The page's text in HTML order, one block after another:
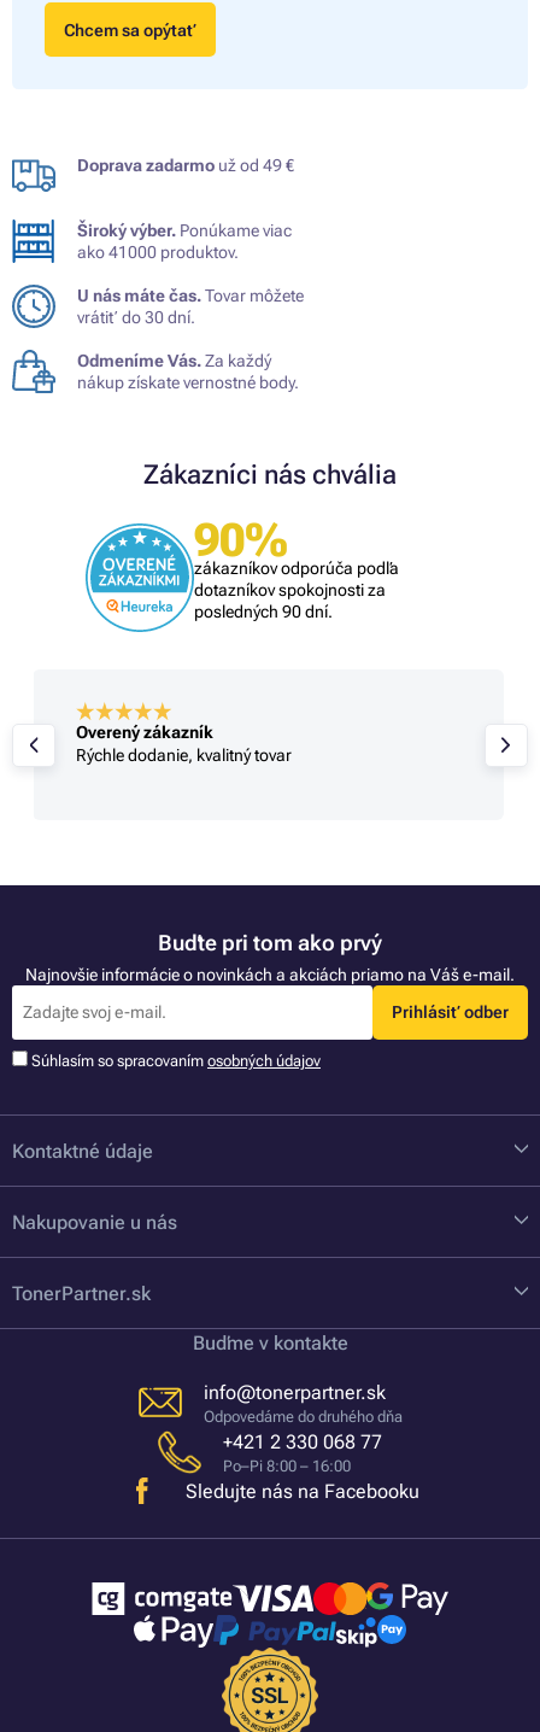
Chcem sa opýtať
Doprava zadarmo už od 49 €
Široký výber. Ponúkame viac
ako 41000 produktov.
U nás máte čas.Tovar môžete
vrátiť do 30 dní.
Odmeníme Vás.Za každý
nákup získate vernostné body.
Zákazníci nás chvália
90%
zákazníkov odporúča podľa
dotazníkov spokojnosti za
posledných 90 dní.
Overený zákazník
Rýchle dodanie, kvalitný tovar
Buďte pri tom ako prvý
Najnovšie informácie o novinkách a akciách priamo na Váš e-mail.
Prihlásiť odber
Súhlasím so spracovaním osobných údajov
Kontaktné údaje
Nakupovanie u nás
TonerPartner.sk
Buďme v kontakte
info@tonerpartner.sk
Odpovedáme do druhého dňa
+421 2 330 068 77
Po–Pi 8:00 – 16:00
Sledujte nás na Facebooku